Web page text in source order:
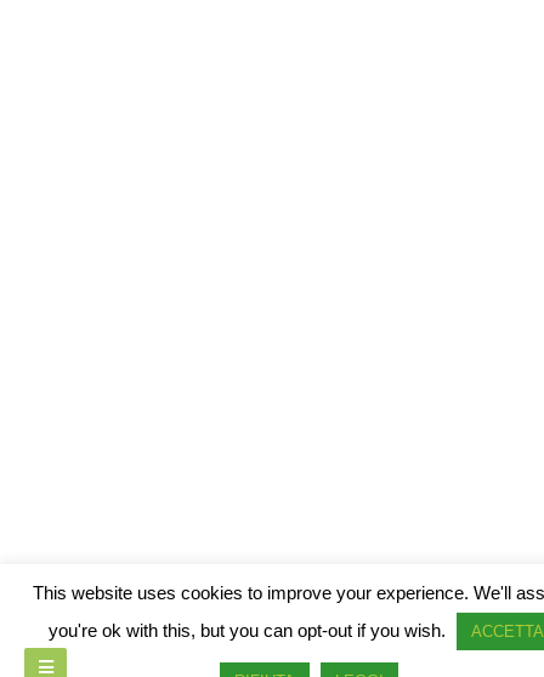
This website uses cookies to improve your experience. We'll
you're ok with this, but you can opt-out if you wish.
ACCETTA